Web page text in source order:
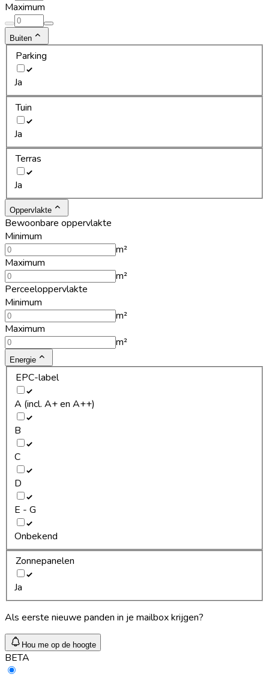
Maximum
Buiten
Parking
Ja
Tuin
Ja
Terras
Ja
Oppervlakte
Bewoonbare oppervlakte
Minimum
m²
Maximum
m²
Perceeloppervlakte
Minimum
m²
Maximum
m²
Energie
EPC-label
A (incl. A+ en A++)
B
C
D
E - G
Onbekend
Zonnepanelen
Ja
Als eerste nieuwe panden in je mailbox krijgen?
Hou me op de hoogte
BETA